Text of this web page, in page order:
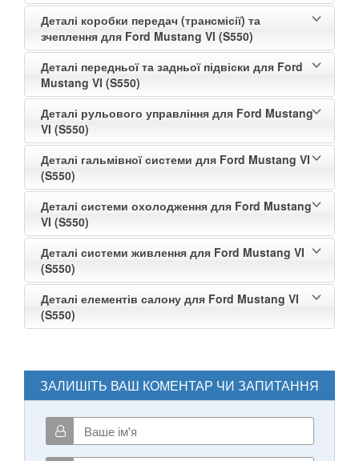
Деталі коробки передач (трансмісії) та
зчеплення для Ford Mustang VI (S550)
Деталі передньої та задньої підвіски для Ford
Mustang VI (S550)
Деталі рульового управління для Ford Mustang
VI (S550)
Деталі гальмівної системи для Ford Mustang VI
(S550)
Деталі системи охолодження для Ford Mustang
VI (S550)
Деталі системи живлення для Ford Mustang VI
(S550)
Деталі елементів салону для Ford Mustang VI
(S550)
ЗАЛИШІТЬ ВАШ КОМЕНТАР ЧИ ЗАПИТАННЯ